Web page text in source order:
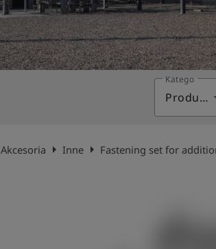
Kategoria
Produkty
Akcesoria arrow_right Inne arrow_right Fastening set for